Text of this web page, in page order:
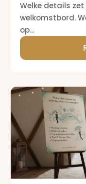
Welke details
welkomstbord.
op...